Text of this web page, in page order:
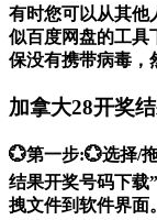
有时您可以从其他
似百度网盘的工具
保没有携带病毒，
加拿大28开奖
💮第一步:💮选择/
结果开奖号码下载
拽文件到软件界面。